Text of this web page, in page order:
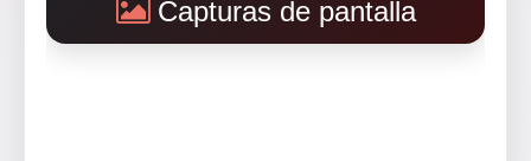
Capturas de pantalla